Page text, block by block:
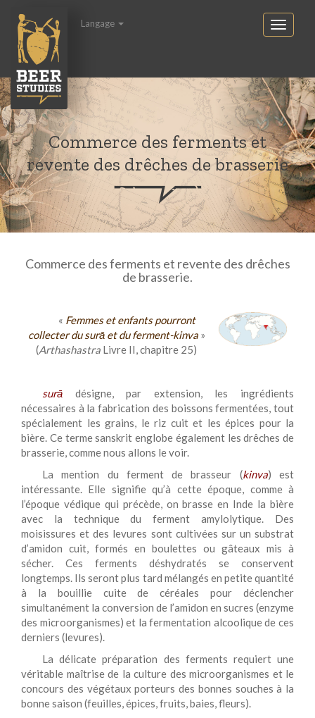
Langage
Commerce des ferments et
revente des drêches de brasserie
Commerce des ferments et revente des drêches
de brasserie.
« Femmes et enfants pourront
collecter du surā et du ferment-kinva»
(Arthashastra Livre II, chapitre 25)
surā désigne, par extension, les ingrédients
nécessaires à la fabrication des boissons fermentées, tout
spécialement les grains, le riz cuit et les épices pour la
bière. Ce terme sanskrit englobe également les drêches de
brasserie, comme nous allons le voir.
La mention du ferment de brasseur (kinva) est
intéressante. Elle signifie qu’à cette époque, comme à
l’époque védique qui précède, on brasse en Inde la bière
avec la technique du ferment amylolytique. Des
moisissures et des levures sont cultivées sur un substrat
d’amidon cuit, formés en boulettes ou gâteaux mis à
sécher. Ces ferments déshydratés se conservent
longtemps. Ils seront plus tard mélangés en petite quantité
à la bouillie cuite de céréales pour déclencher
simultanément la conversion de l’amidon en sucres (enzyme
des microorganismes) et la fermentation alcoolique de ces
derniers (levures).
La délicate préparation des ferments requiert une
véritable maîtrise de la culture des microorganismes et le
concours des végétaux porteurs des bonnes souches à la
bonne saison (feuilles, épices, fruits, baies, fleurs).